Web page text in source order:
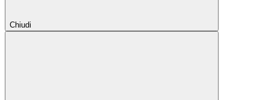
Chiudi